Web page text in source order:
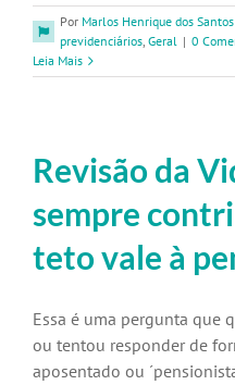
Por Marlos Henrique dos Santos
previdenciários, Geral | 0
Leia Mais
Revisão da
sempre
teto vale à
Essa é uma pergunta que
ou tentou responder de
aposentado ou